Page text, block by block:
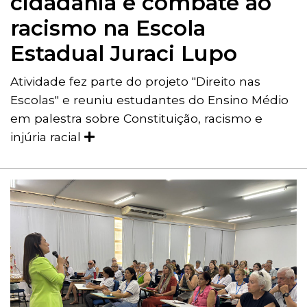
racismo na Escola
Estadual Juraci Lupo
Atividade fez parte do projeto "Direito nas
Escolas" e reuniu estudantes do Ensino Médio
em palestra sobre Constituição, racismo e
injúria racial